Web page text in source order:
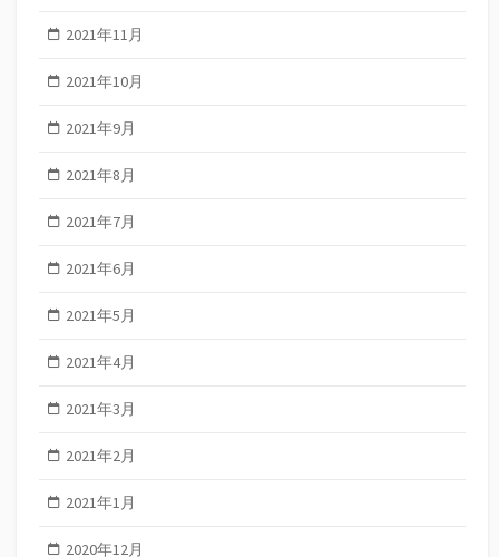
2021年11月
2021年10月
2021年9月
2021年8月
2021年7月
2021年6月
2021年5月
2021年4月
2021年3月
2021年2月
2021年1月
2020年12月